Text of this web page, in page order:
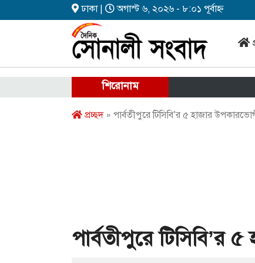
ঢাকা | অগাস্ট ৬, ২০২৬ - ৮:০১ পূর্বাহ্ন
শিরোনাম
প্রচ্ছদ» পার্বতীপুরে টিসিবি’র ৫ হাজার
পার্বতীপুরে টিসিবি’র